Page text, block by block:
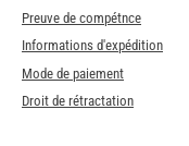
Preuve de compétnce
Informations d'expédition
Mode de paiement
Droit de rétractation